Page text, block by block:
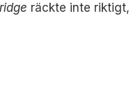
räckte inte